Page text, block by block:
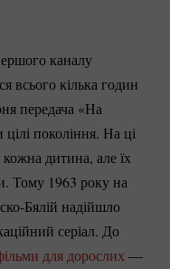
каналу
всього кілька годин
передача «На
покоління. На ці
дитина, але їх
Тому 1963 року на
Бялій надійшло
серіал. До
для дорослих —